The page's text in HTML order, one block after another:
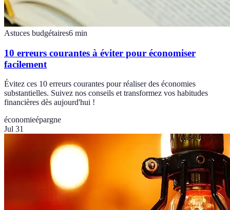
Astuces budgétaires6 min
10 erreurs courantes à éviter pour économiser
facilement
Évitez ces 10 erreurs courantes pour réaliser des économies
substantielles. Suivez nos conseils et transformez vos habitudes
financières dès aujourd'hui !
économieépargne
Jul 31